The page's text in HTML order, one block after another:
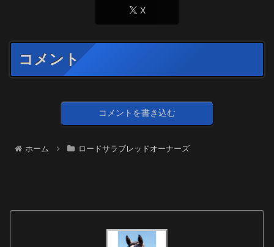
X
コメント
コメントを書き込む
ホーム ロードサラブレッドオーナーズ